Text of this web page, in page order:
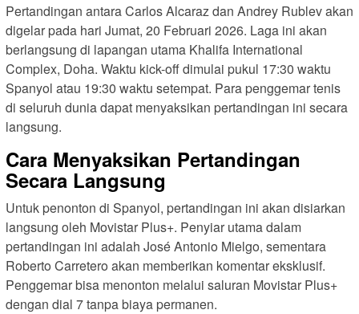
Pertandingan antara Carlos Alcaraz dan Andrey Rublev akan
digelar pada hari Jumat, 20 Februari 2026. Laga ini akan
berlangsung di lapangan utama Khalifa International
Complex, Doha. Waktu kick-off dimulai pukul 17:30 waktu
Spanyol atau 19:30 waktu setempat. Para penggemar tenis
di seluruh dunia dapat menyaksikan pertandingan ini secara
langsung.
Cara Menyaksikan Pertandingan
Secara Langsung
Untuk penonton di Spanyol, pertandingan ini akan disiarkan
langsung oleh Movistar Plus+. Penyiar utama dalam
pertandingan ini adalah José Antonio Mielgo, sementara
Roberto Carretero akan memberikan komentar eksklusif.
Penggemar bisa menonton melalui saluran Movistar Plus+
dengan dial 7 tanpa biaya permanen.